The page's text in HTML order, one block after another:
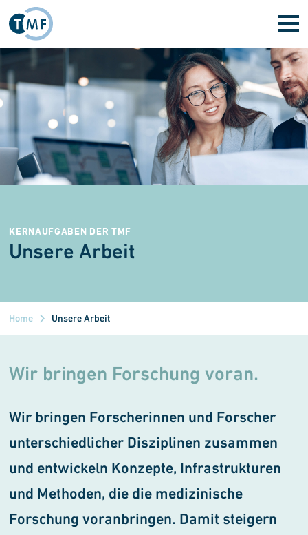
Direkt zum Inhalt
KERNAUFGABEN DER TMF
Unsere Arbeit
Home Unsere Arbeit
Wir bringen Forschung voran.
Wir bringen Forscherinnen und Forscher
unterschiedlicher Dis­ziplinen zusammen
und entwickeln Konzepte, Infrastrukturen
und Methoden, die die medizinische
Forschung voranbringen. Damit steigern